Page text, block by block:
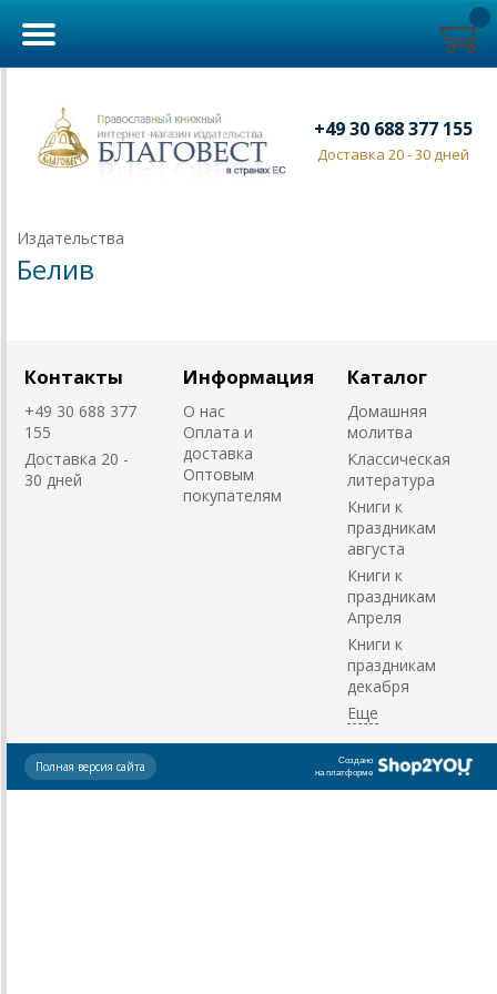
+49 30 688 377 155
Доставка 20 - 30 дней
Издательства
Белив
Контакты
+49 30 688 377
155
Доставка 20 -
30 дней
Информация
О нас
Оплата и
доставка
Оптовым
покупателям
Каталог
Домашняя
молитва
Классическая
литература
Книги к
праздникам
августа
Книги к
праздникам
Апреля
Книги к
праздникам
декабря
Создано
на платформе
Полная версия сайта